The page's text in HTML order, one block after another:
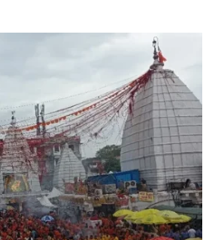
योग
से
पहले
जान
लें
ये
4
अहम